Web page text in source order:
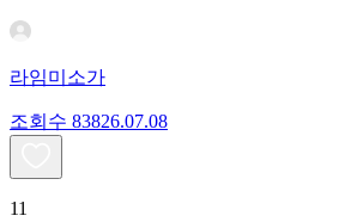
라임미소가
조회수 83826.07.08
11